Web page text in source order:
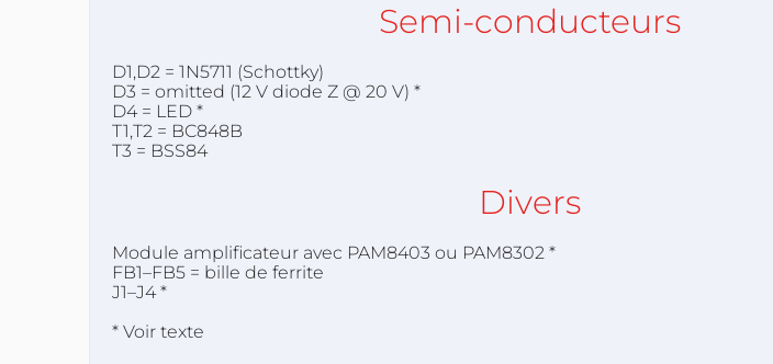
Semi-conducteurs
D1,D2 = 1N5711 (Schottky)
D3 = omitted (12 V diode Z @ 20 V) *
D4 = LED *
T1,T2 = BC848B
T3 = BSS84
Divers
Module amplificateur avec PAM8403 ou PAM8302 *
FB1–FB5 = bille de ferrite
J1–J4 *
* Voir texte